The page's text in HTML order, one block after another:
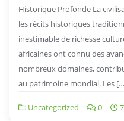
Historique Profonde La
les récits historiques
inestimable de richesse
africaines ont connu des
nombreux domaines,
au patrimoine mondial. Les
Uncategorized 0